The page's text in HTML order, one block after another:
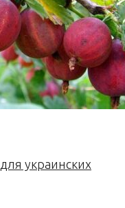
украинских